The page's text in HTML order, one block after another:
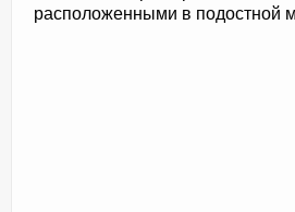
расположенными в подостной